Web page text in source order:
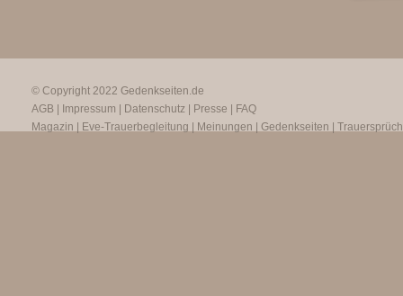
© Copyright 2022 Gedenkseiten.de
AGB
Impressum Datenschutz Presse
FAQ
Magazin
Eve-Trauerbegleitung Meinungen Gedenkseiten